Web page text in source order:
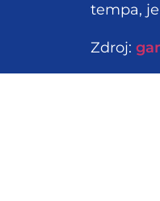
tempa,
Zdroj: